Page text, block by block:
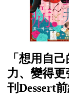
「想用自
力、變得
刊Dessert